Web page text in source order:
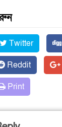
Twitter
Reddit
Print